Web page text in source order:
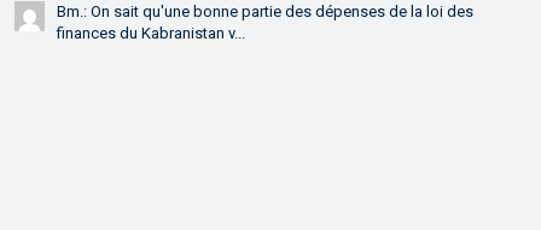
Bm.: On sait qu'une bonne partie des dépenses de la loi des
finances du Kabranistan v...